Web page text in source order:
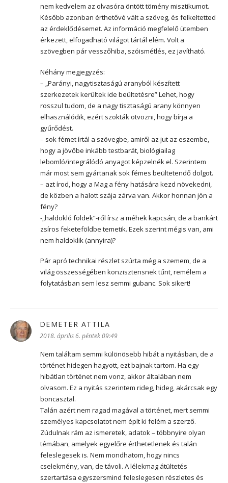
nem kedvelem az olvasóra öntött tömény misztikumot.
Később azonban érthetővé vált a szöveg, és felkeltetted
az érdeklődésemet. Az információ megfelelő ütemben
érkezett, elfogadható világot tártál elém. Volt a
szövegben pár vesszőhiba, szóismétlés, ez javítható.
Néhány megjegyzés:
– „Parányi, nagytisztaságú aranyból készített
szerkezetek kerültek ide beültetésre” Lehet, hogy
rosszul tudom, de a nagy tisztaságú arany könnyen
elhasználódik, ezért szokták ötvözni, hogy bírja a
gyűrődést.
– sok fémet írtál a szövegbe, amiről az jut az eszembe,
hogy a jövőbe inkább testbarát, biológiailag
lebomló/integrálódó anyagot képzelnék el. Szerintem
már most sem gyártanak sok fémes beültetendő dolgot.
– azt írod, hogy a Mag a fény hatására kezd növekedni,
de közben a halott szája zárva van. Akkor honnan jön a
fény?
-„haldokló földek”-ről írsz a méhek kapcsán, de a bankárt
zsíros feketeföldbe temetik. Ezek szerint mégis van, ami
nem haldoklik (annyira)?
Pár apró technikai részlet szúrta még a szemem, de a
világ összességében konzisztensnek tűnt, remélem a
folytatásban sem lesz semmi gubanc. Sok sikert!
DEMETER ATTILA
2018. április 6. péntek 09:49
Nem találtam semmi különösebb hibát a nyitásban, de a
történet hidegen hagyott, ezt bajnak tartom. Ha egy
hibátlan történet nem vonz, akkor általában nem
olvasom. Ez a nyitás szerintem rideg, hideg, akárcsak egy
boncasztal.
Talán azért nem ragad magával a történet, mert semmi
személyes kapcsolatot nem épít ki felém a szerző.
Zúdulnak rám az ismeretek, adatok – többnyire olyan
témában, amelyek egyelőre érthetetlenek és talán
feleslegesek is. Nem mondhatom, hogy nincs
cselekmény, van, de távoli. A lélekmag átültetés
szertartása egyszersmind feleslegesen részletes és